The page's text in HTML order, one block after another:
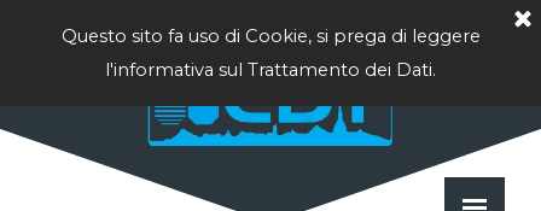
Questo sito fa uso di Cookie, si prega di leggere
l'informativa sul Trattamento dei Dati.